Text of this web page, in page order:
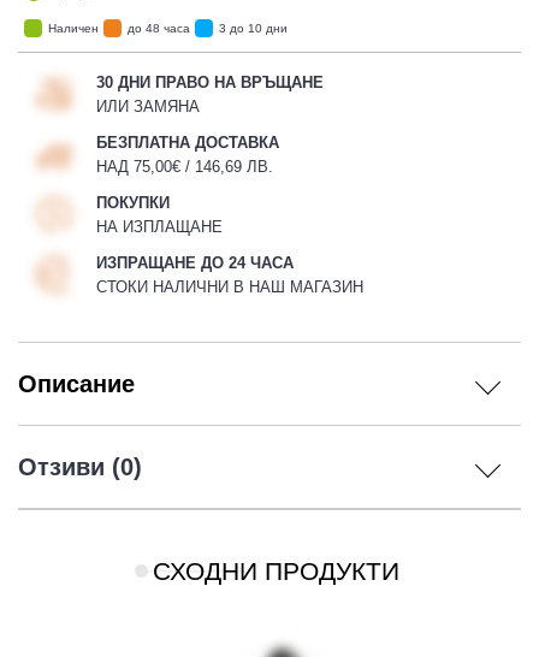
Наличен до 48 часа 3 до 10 дни
30 ДНИ ПРАВО НА ВРЪЩАНЕ
ИЛИ ЗАМЯНА
БЕЗПЛАТНА ДОСТАВКА
НАД 75,00€ / 146,69 ЛВ.
ПОКУПКИ
НА ИЗПЛАЩАНЕ
ИЗПРАЩАНЕ ДО 24 ЧАСА
СТОКИ НАЛИЧНИ В НАШ МАГАЗИН
Описание
Отзиви (0)
СХОДНИ ПРОДУКТИ